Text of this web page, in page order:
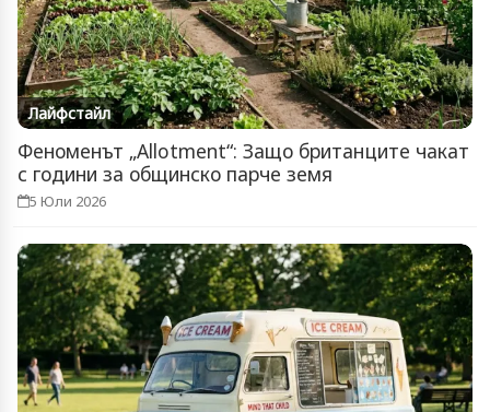
Лайфстайл
Феноменът „Allotment“: Защо британците чакат
с години за общинско парче земя
5 Юли 2026